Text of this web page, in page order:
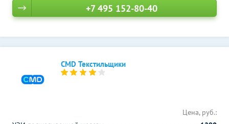
+7 495 152-80-40
CMD Текстильщики
Цена, руб.: